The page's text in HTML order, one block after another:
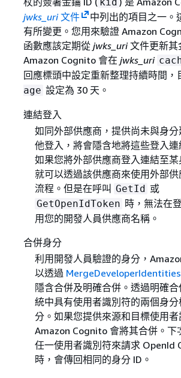
jwks_uri文件
中列出的項目之一。
有所變更。您用來驗證 Amazon
函數應該定期從 jwks_uri文件更新其
Amazon Cognito 會在 jwks_uri
回應標頭中設定重新整理持續時間，
age 設定為 30 天。
連結登入
如同外部供應商，提供尚未與身
他登入，將會隱含地將這些登入連
如果您將外部供應商登入連結至
就可以透過該供應商來使用外部
流程。但是在呼叫 GetId 或
GetOpenIdToken 時，無法在
用您的開發人員供應商名稱。
合併身分
利用開發人員驗證的身分，
以透過 MergeDeveloperIdentities
隱含合併及明確合併。透過明確
統中具有使用者識別符的兩個身
分。如果您提供來源和目標使用者
Amazon Cognito 會將其合併。下
任一使用者識別符來請求 OpenId
時，會傳回相同的身分 ID。